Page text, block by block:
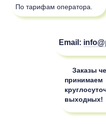
По тарифам оператора.
Email:
Заказы
принимаем
выходных!